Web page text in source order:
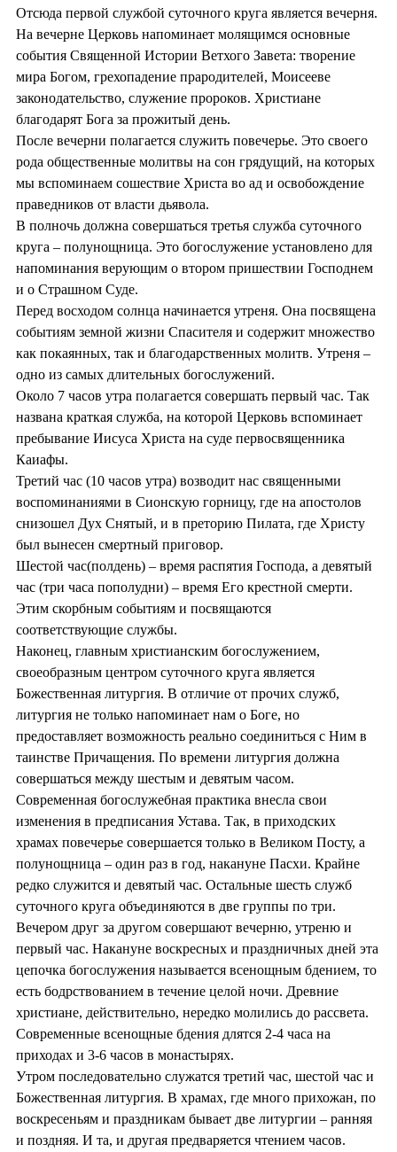
Отсюда первой службой суточного круга является вечерня.
На вечерне Церковь напоминает молящимся основные
события Священной Истории Ветхого Завета: творение
мира Богом, грехопадение прародителей, Моисееве
законодательство, служение пророков. Христиане
благодарят Бога за прожитый день.
После вечерни полагается служить повечерье. Это своего
рода общественные молитвы на сон грядущий, на которых
мы вспоминаем сошествие Христа во ад и освобождение
праведников от власти дьявола.
В полночь должна совершаться третья служба суточного
круга – полунощница. Это богослужение установлено для
напоминания верующим о втором пришествии Господнем
и о Страшном Суде.
Перед восходом солнца начинается утреня. Она посвящена
событиям земной жизни Спасителя и содержит множество
как покаянных, так и благодарственных молитв. Утреня –
одно из самых длительных богослужений.
Около 7 часов утра полагается совершать первый час. Так
названа краткая служба, на которой Церковь вспоминает
пребывание Иисуса Христа на суде первосвященника
Каиафы.
Третий час (10 часов утра) возводит нас священными
воспоминаниями в Сионскую горницу, где на апостолов
снизошел Дух Снятый, и в преторию Пилата, где Христу
был вынесен смертный приговор.
Шестой час(полдень) – время распятия Господа, а девятый
час (три часа пополудни) – время Его крестной смерти.
Этим скорбным событиям и посвящаются
соответствующие службы.
Наконец, главным христианским богослужением,
своеобразным центром суточного круга является
Божественная литургия. В отличие от прочих служб,
литургия не только напоминает нам о Боге, но
предоставляет возможность реально соединиться с Ним в
таинстве Причащения. По времени литургия должна
совершаться между шестым и девятым часом.
Современная богослужебная практика внесла свои
изменения в предписания Устава. Так, в приходских
храмах повечерье совершается только в Великом Посту, а
полунощница – один раз в год, накануне Пасхи. Крайне
редко служится и девятый час. Остальные шесть служб
суточного круга объединяются в две группы по три.
Вечером друг за другом совершают вечерню, утреню и
первый час. Накануне воскресных и праздничных дней эта
цепочка богослужения называется всенощным бдением, то
есть бодрствованием в течение целой ночи. Древние
христиане, действительно, нередко молились до рассвета.
Современные всенощные бдения длятся 2-4 часа на
приходах и 3-6 часов в монастырях.
Утром последовательно служатся третий час, шестой час и
Божественная литургия. В храмах, где много прихожан, по
воскресеньям и праздникам бывает две литургии – ранняя
и поздняя. И та, и другая предваряется чтением часов.